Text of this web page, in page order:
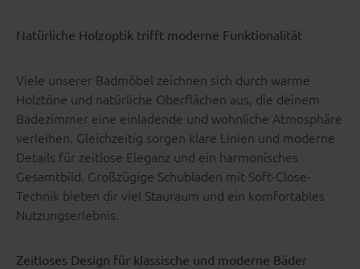
Natürliche Holzoptik trifft moderne Funktionalität
Viele unserer Badmöbel zeichnen sich durch warme
Holztöne und natürliche Oberflächen aus, die deinem
Badezimmer eine einladende und wohnliche Atmosphäre
verleihen. Gleichzeitig sorgen klare Linien und moderne
Details für zeitlose Eleganz und ein harmonisches
Gesamtbild. Großzügige Schubladen mit Soft-Close-
Technik bieten dir viel Stauraum und ein komfortables
Nutzungserlebnis.
Zeitloses Design für klassische und moderne Bäder